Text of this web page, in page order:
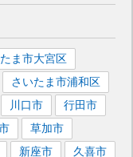
肺機能検査
視鏡）
ム（胃透視）
乳腺エコー
頸部MRA
頸部細胞診
ーカー
ま市大宮区
さいたま市浦和区
川口市
行田市
草加市
新座市
久喜市